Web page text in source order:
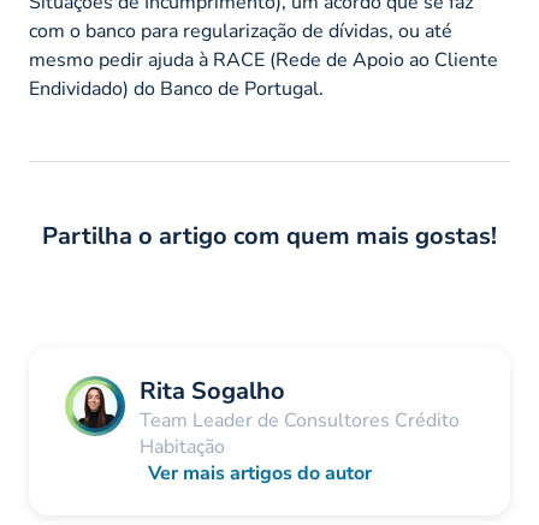
com o banco para regularização de dívidas, ou até
mesmo pedir ajuda à RACE (Rede de Apoio ao Cliente
Endividado) do Banco de Portugal.
Partilha o artigo com quem mais gostas!
Rita Sogalho
Team Leader de Consultores Crédito
Habitação
Ver mais artigos do autor